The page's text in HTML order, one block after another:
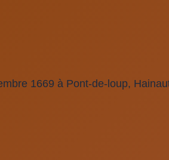
1669 à Pont-de-loup,